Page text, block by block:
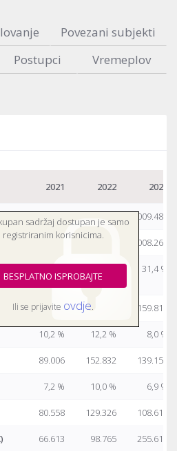
Povezani subjekti
Postupci Vremeplov
sadržaj dostupan je samo
registriranim korisnicima.
BESPLATNO ISPROBAJTE
Ili se prijavite ovdje.
2021 2022 2023
1.251.169 1.539.256 2.009.488
2.008.267
31,4 %
125.772 187.000 159.818
10,2 % 12,2 % 8,0 %
89.006 152.832 139.153
7,2 % 10,0 % 6,9 %
80.558 129.326 108.614
66.613 98.765 255.614